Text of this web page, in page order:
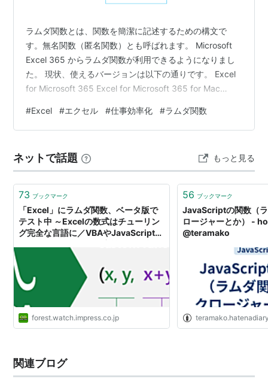
ラムダ関数とは、関数を簡潔に記述するための構文で
す。無名関数（匿名関数）とも呼ばれます。 Microsoft
Excel 365 からラムダ関数が利用できるようになりまし
た。 現状、使えるバージョンは以下の通りです。 Excel
for Microsoft 365 Excel for Microsoft 365 for Mac
数を利用してオリジナル関数を作る事で計算式の記入を
簡素化することが出来ます。 但し、会社など複数のユー
似してオリジナル関数を別のブックで利用し…
#Excel #エクセル #仕事効率化 #ラムダ関数
ネットで話題 もっと見る
73 ブックマーク
「Excel」にラムダ関数、ベータ版で
テスト中 ～Excelの数式はチューリン
グ完全な言語に／VBAやJavaScriptを
forest.watch.impress.co.jp
56 ブックマーク
JavaScriptの関数（
ロージャーとか） -
@teramako
関連ブログ